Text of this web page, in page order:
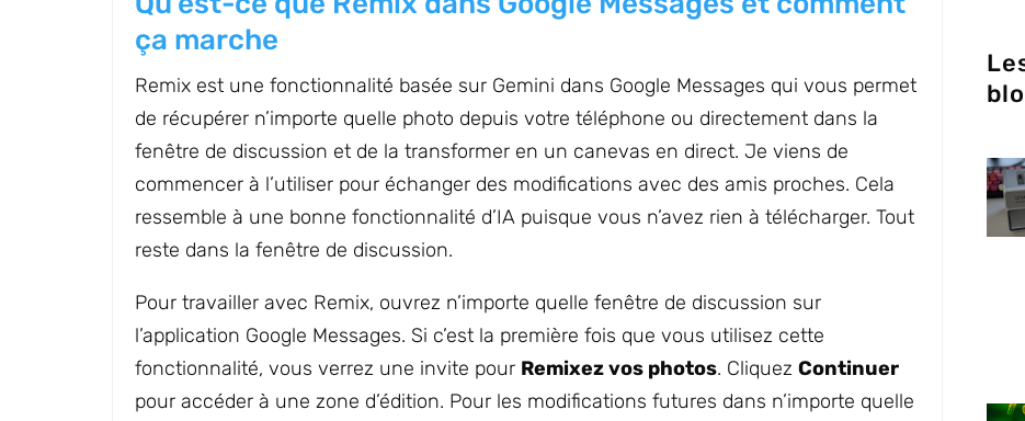
ça marche
Remix est une fonctionnalité basée sur Gemini dans Google Messages qui vous permet
de récupérer n’importe quelle photo depuis votre téléphone ou directement dans la
fenêtre de discussion et de la transformer en un canevas en direct. Je viens de
commencer à l’utiliser pour échanger des modifications avec des amis proches. Cela
ressemble à une bonne fonctionnalité d’IA puisque vous n’avez rien à télécharger. Tout
reste dans la fenêtre de discussion.
Pour travailler avec Remix, ouvrez n’importe quelle fenêtre de discussion sur
l’application Google Messages. Si c’est la première fois que vous utilisez cette
fonctionnalité, vous verrez une invite pour Remixez vos photos. Cliquez Continuer
pour accéder à une zone d’édition. Pour les modifications futures dans n’importe quelle